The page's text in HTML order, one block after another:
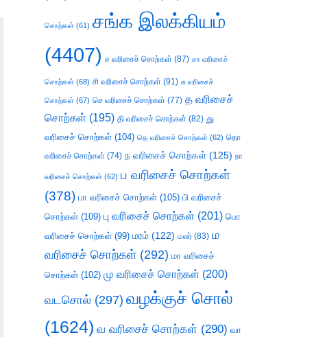
சொற்கள் (61) சங்க இலக்கியம்
(4407) ச வரிசைச் சொற்கள் (87) சா வரிசைச்
சொற்கள் (68) சி வரிசைச் சொற்கள் (91) சு வரிசைச்
சொற்கள் (67) செ வரிசைச் சொற்கள் (77) த வரிசைச்
சொற்கள் (195) தி வரிசைச் சொற்கள் (82) து
வரிசைச் சொற்கள் (104) தெ வரிசைச் சொற்கள் (62) தொ
வரிசைச் சொற்கள் (74) ந வரிசைச் சொற்கள் (125) நா
வரிசைச் சொற்கள் (62) ப வரிசைச் சொற்கள்
(378) பா வரிசைச் சொற்கள் (105) பி வரிசைச்
சொற்கள் (109) பு வரிசைச் சொற்கள் (201) பொ
வரிசைச் சொற்கள் (99) மரம் (122) மலர் (83) ம
வரிசைச் சொற்கள் (292) மா வரிசைச்
சொற்கள் (102) மு வரிசைச் சொற்கள் (200)
வடசொல் (297) வழக்குச் சொல்
(1624) வ வரிசைச் சொற்கள் (290) வா